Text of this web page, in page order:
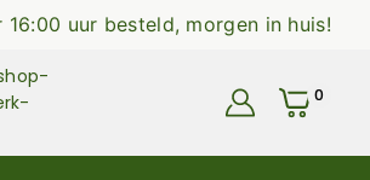
16:00 uur besteld, morgen in huis!
0